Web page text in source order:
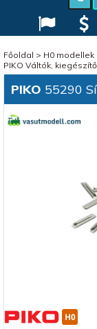
Főoldal > H0
PIKO Váltók,
PIKO 55290